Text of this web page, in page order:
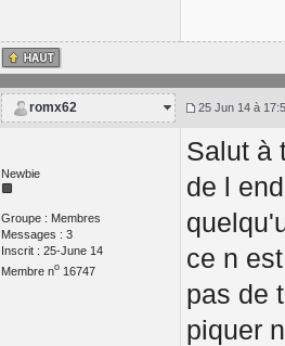
romx62 25 Jun 14 à
Newbie
Groupe : Membres
Messages : 3
Inscrit : 25-June 14
Membre no16747
Salut à
de l
ce n
pas de
piquer